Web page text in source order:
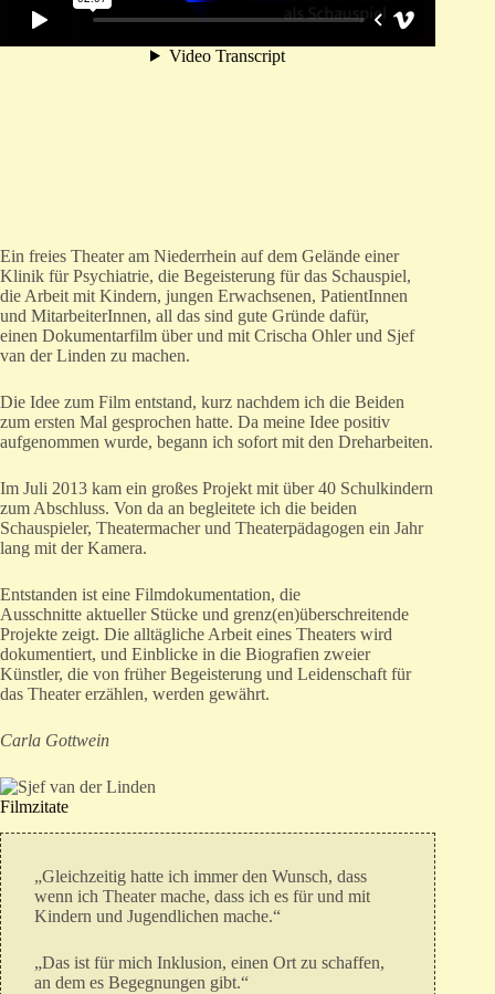
Ein freies Theater am Niederrhein auf dem Gelände einer
Klinik für Psychiatrie, die Begeisterung für das Schauspiel,
die Arbeit mit Kindern, jungen Erwachsenen, PatientInnen
und MitarbeiterInnen, all das sind gute Gründe dafür,
einen Dokumentarfilm über und mit Crischa Ohler und Sjef
van der Linden zu machen.
Die Idee zum Film entstand, kurz nachdem ich die Beiden
zum ersten Mal gesprochen hatte. Da meine Idee positiv
aufgenommen wurde, begann ich sofort mit den Dreharbeiten.
Im Juli 2013 kam ein großes Projekt mit über 40 Schulkindern
zum Abschluss. Von da an begleitete ich die beiden
Schauspieler, Theatermacher und Theaterpädagogen ein Jahr
lang mit der Kamera.
Entstanden ist eine Filmdokumentation, die
Ausschnitte aktueller Stücke und grenz(en)überschreitende
Projekte zeigt. Die alltägliche Arbeit eines Theaters wird
dokumentiert, und Einblicke in die Biografien zweier
Künstler, die von früher Begeisterung und Leidenschaft für
das Theater erzählen, werden gewährt.
Carla Gottwein
Filmzitate
„Gleichzeitig hatte ich immer den Wunsch, dass
wenn ich Theater mache, dass ich es für und mit
Kindern und Jugendlichen mache.“
„Das ist für mich Inklusion, einen Ort zu schaffen,
an dem es Begegnungen gibt.“